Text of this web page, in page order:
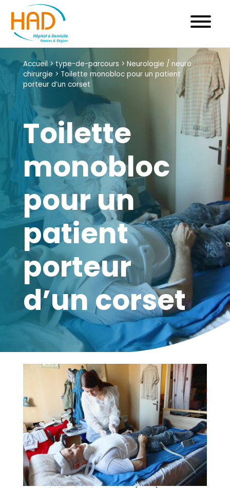
content
Accueil>type-de-parcours > Neurologie / neuro
chirurgie > Toilette monobloc pour un patient
porteur d’un corset
Toilette
monobloc
pour un
patient
porteur
d’un corset